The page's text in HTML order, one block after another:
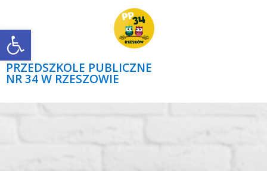
Open toolbar
PRZEDSZKOLE PUBLICZNE
NR 34 W RZESZOWIE